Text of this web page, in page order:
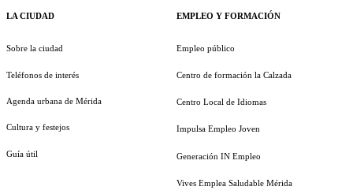
LA CIUDAD
Sobre la ciudad
Teléfonos de interés
Agenda urbana de Mérida
Cultura y festejos
Guía útil
EMPLEO Y FORMACIÓN
Empleo público
Centro de formación la Calzada
Centro Local de Idiomas
Impulsa Empleo Joven
Generación IN Empleo
Vives Emplea Saludable Mérida